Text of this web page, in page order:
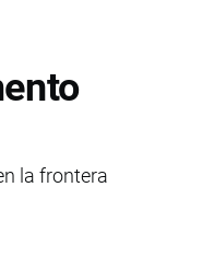
la frontera